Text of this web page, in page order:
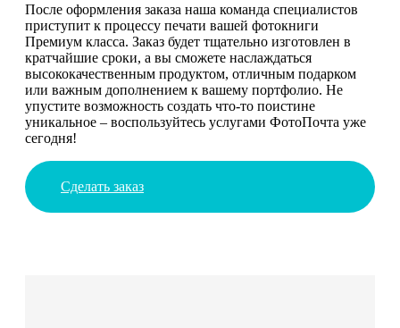
После оформления заказа наша команда специалистов
приступит к процессу печати вашей фотокниги
Премиум класса. Заказ будет тщательно изготовлен в
кратчайшие сроки, а вы сможете наслаждаться
высококачественным продуктом, отличным подарком
или важным дополнением к вашему портфолио. Не
упустите возможность создать что-то поистине
уникальное – воспользуйтесь услугами ФотоПочта уже
сегодня!
Сделать заказ